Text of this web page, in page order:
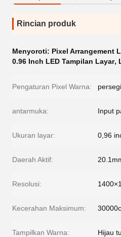
Rincian produk
Menyoroti: Pixel Arrangement
0.96 Inch LED Tampilan Layar,
Pengaturan Pixel Warna: persegi
antarmuka: Input
Ukuran layar: 0,96
Daerah Aktif:
Resolusi:
Kecerahan Maksimum:
Tampilkan Warna: Hijau